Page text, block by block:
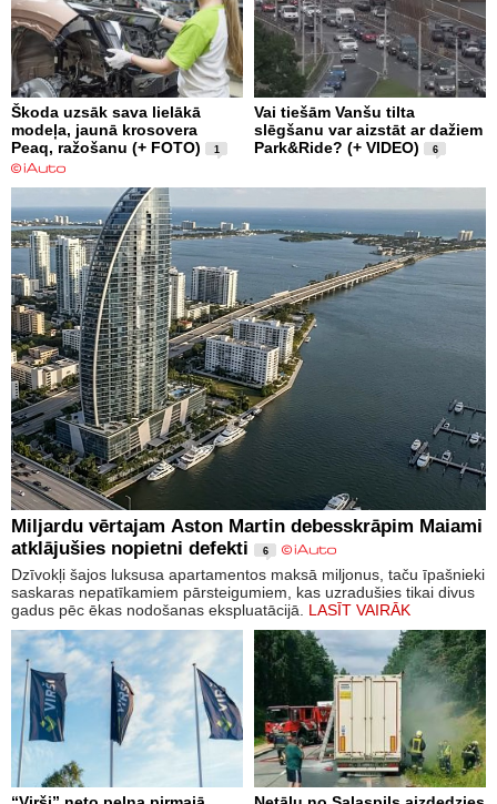
Škoda uzsāk sava lielākā
modeļa, jaunā krosovera
Peaq, ražošanu (+ FOTO)
1
Vai tiešām Vanšu tilta
slēgšanu var aizstāt ar dažiem
Park&Ride? (+ VIDEO)
6
Miljardu vērtajam Aston Martin debesskrāpim Maiami
atklājušies nopietni defekti
6
Dzīvokļi šajos luksusa apartamentos maksā miljonus, taču īpašnieki
saskaras nepatīkamiem pārsteigumiem, kas uzradušies tikai divus
gadus pēc ēkas nodošanas ekspluatācijā. LASĪT VAIRĀK